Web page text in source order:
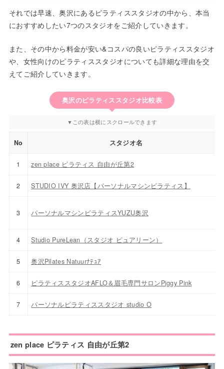
それでは早速、奥沢にあるピラティススタジオの中から、本当
におすすめしたい7つのスタジオをご紹介していきます。
また、その中から料金が安い&コスパの良いピラティススタジオ
や、女性向けのピラティススタジオについても詳細な理由を交
えてご紹介していきます。
奥沢のピラティススタジオ比較表
No スタジオ名
1 zen place ピラティス 自由が丘第2
2 STUDIO IVY 奥沢店【パーソナルマシンピラティス】
3 パーソナルマシンピラティスYUZU奥沢
4 Studio PureLean（スタジオ ピュアリーン）
5 奥沢Pilates Natuurﾅﾃｭｱ
6 ピラティススタジオAFLO＆眉毛専門サロンPiggy Pink
7 パーソナルピラティススタジオ studio O
zen place ピラティス 自由が丘第2